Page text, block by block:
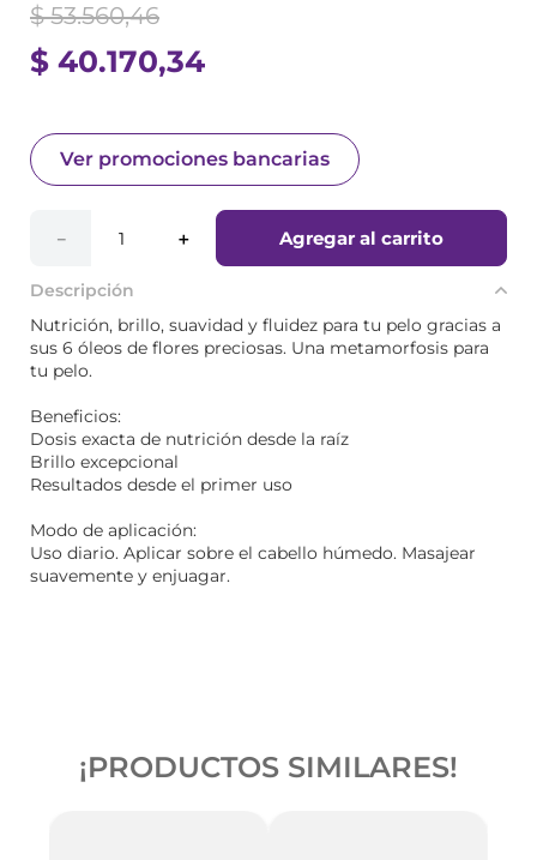
$ 40.170,34
$ 53.560,46
Ver promociones bancarias
＋
－ Agregar al carrito
Descripción
Nutrición, brillo, suavidad y fluidez para tu pelo gracias a
sus 6 óleos de flores preciosas. Una metamorfosis para
tu pelo.
Beneficios:
Dosis exacta de nutrición desde la raíz
Brillo excepcional
Resultados desde el primer uso
Modo de aplicación:
Uso diario. Aplicar sobre el cabello húmedo. Masajear
suavemente y enjuagar.
¡PRODUCTOS SIMILARES!